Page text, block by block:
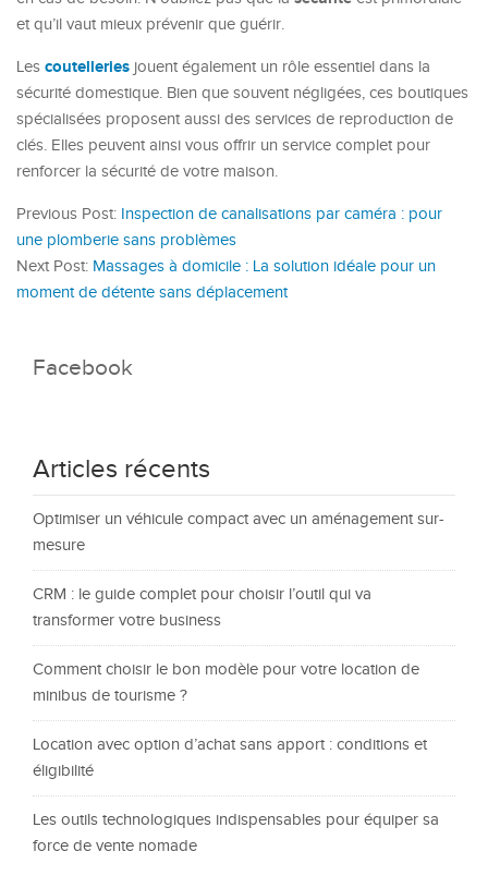
et qu’il vaut mieux prévenir que guérir.
Les coutelleries jouent également un rôle essentiel dans la
sécurité domestique. Bien que souvent négligées, ces boutiques
spécialisées proposent aussi des services de reproduction de
clés. Elles peuvent ainsi vous offrir un service complet pour
renforcer la sécurité de votre maison.
Previous Post: Inspection de canalisations par caméra : pour
une plomberie sans problèmes
Next Post: Massages à domicile : La solution idéale pour un
moment de détente sans déplacement
Facebook
Articles récents
Optimiser un véhicule compact avec un aménagement sur-
mesure
CRM : le guide complet pour choisir l’outil qui va
transformer votre business
Comment choisir le bon modèle pour votre location de
minibus de tourisme ?
Location avec option d’achat sans apport : conditions et
éligibilité
Les outils technologiques indispensables pour équiper sa
force de vente nomade